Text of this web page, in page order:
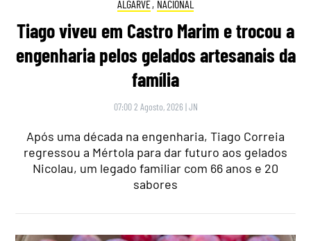
ALGARVE, NACIONAL
Tiago viveu em Castro Marim e trocou a
engenharia pelos gelados artesanais da
família
07:00 2 Agosto, 2026 |JN
Após uma década na engenharia, Tiago Correia
regressou a Mértola para dar futuro aos gelados
Nicolau, um legado familiar com 66 anos e 20
sabores